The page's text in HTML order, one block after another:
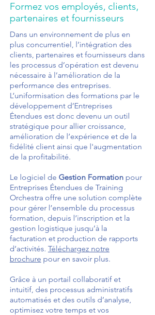
Formez vos employés, clients,
partenaires et fournisseurs
Dans un environnement de plus en
plus concurrentiel, l’intégration des
clients, partenaires et fournisseurs dans
les processus d’opération est devenu
nécessaire à l’amélioration de la
performance des entreprises.
L’uniformisation des formations par le
développement d’Entreprises
Étendues est donc devenu un outil
stratégique pour allier croissance,
amélioration de l’expérience et de la
fidélité client ainsi que l'augmentation
de la profitabilité.
Le logiciel de Gestion Formation pour
Entreprises Étendues de Training
Orchestra offre une solution complète
pour gérer l’ensemble du processus
formation, depuis l’inscription et la
gestion logistique jusqu’à la
facturation et production de rapports
d’activités. Téléchargez notre
brochure pour en savoir plus.
Grâce à un portail collaboratif et
intuitif, des processus administratifs
automatisés et des outils d’analyse,
optimisez votre temps et vos